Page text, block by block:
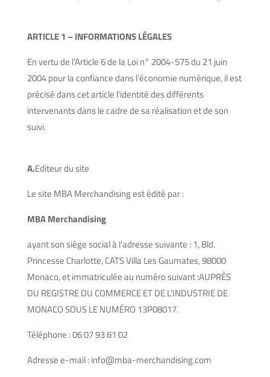
ARTICLE 1 – INFORMATIONS LÉGALES
En vertu de l’Article 6 de la Loi n° 2004-575 du 21 juin
2004 pour la confiance dans l’économie numérique, il est
précisé dans cet article l’identité des différents
intervenants dans le cadre de sa réalisation et de son
suivi.
A.Editeur du site
Le site MBA Merchandising est édité par :
MBA Merchandising
ayant son siège social à l’adresse suivante : 1, Bld.
Princesse Charlotte, CATS Villa Les Gaumates, 98000
Monaco, et immatriculée au numéro suivant :AUPRÈS
DU REGISTRE DU COMMERCE ET DE L’INDUSTRIE DE
MONACO SOUS LE NUMÉRO 13P08017.
Téléphone : 06 07 93 61 02
Adresse e-mail : info@mba-merchandising.com